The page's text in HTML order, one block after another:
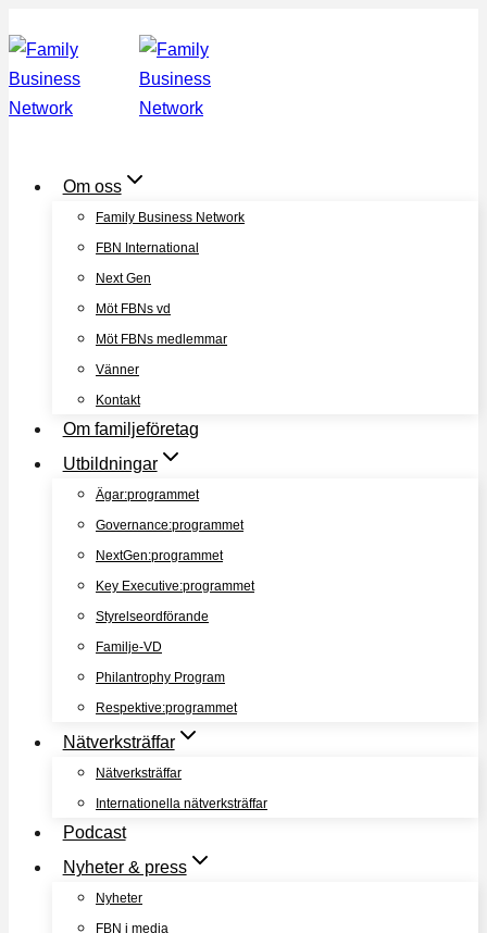
to
content
Om oss
Family Business Network
FBN International
Next Gen
Möt FBNs vd
Möt FBNs medlemmar
Vänner
Kontakt
Om familjeföretag
Utbildningar
Ägar:programmet
Governance:programmet
NextGen:programmet
Key Executive:programmet
Styrelseordförande
Familje-VD
Philantrophy Program
Respektive:programmet
Nätverksträffar
Nätverksträffar
Internationella nätverksträffar
Podcast
Nyheter & press
Nyheter
FBN i media